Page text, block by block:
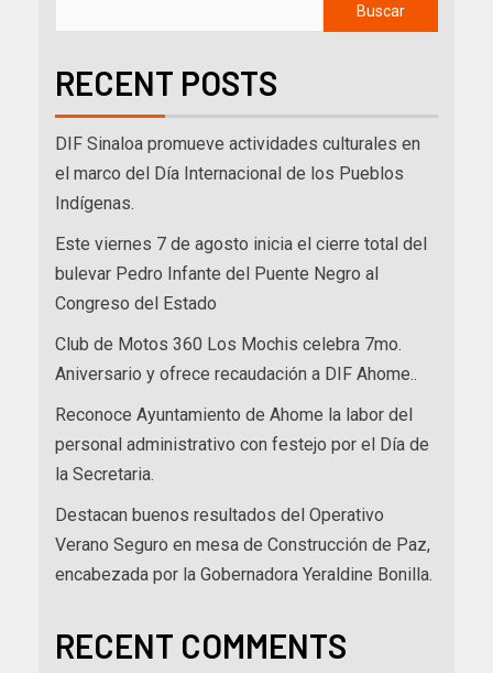
Buscar
RECENT POSTS
DIF Sinaloa promueve actividades culturales en
el marco del Día Internacional de los Pueblos
Indígenas.
Este viernes 7 de agosto inicia el cierre total del
bulevar Pedro Infante del Puente Negro al
Congreso del Estado
Club de Motos 360 Los Mochis celebra 7mo.
Aniversario y ofrece recaudación a DIF Ahome..
Reconoce Ayuntamiento de Ahome la labor del
personal administrativo con festejo por el Día de
la Secretaria.
Destacan buenos resultados del Operativo
Verano Seguro en mesa de Construcción de Paz,
encabezada por la Gobernadora Yeraldine Bonilla.
RECENT COMMENTS